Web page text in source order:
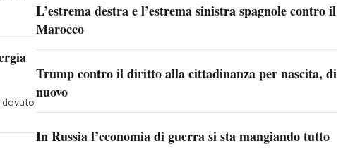
dovuto
L’estrema destra e l’estrema sinistra spagnole contro il
Marocco
Trump contro il diritto alla cittadinanza per nascita, di
nuovo
In Russia l’economia di guerra si sta mangiando tutto